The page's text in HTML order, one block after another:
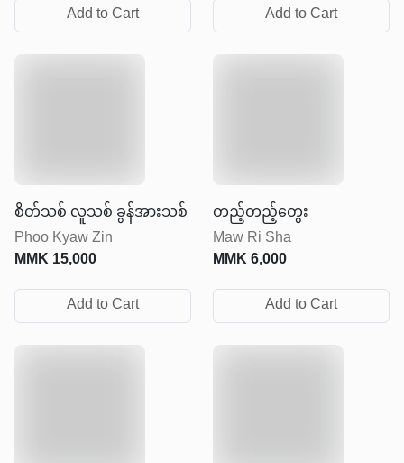
Add to Cart
Add to Cart
စိတ်သစ် လူသစ် ခွန်အားသစ်
Phoo Kyaw Zin
MMK15,000
Add to Cart
တည့်တည့်တွေး
Maw Ri Sha
MMK6,000
Add to Cart